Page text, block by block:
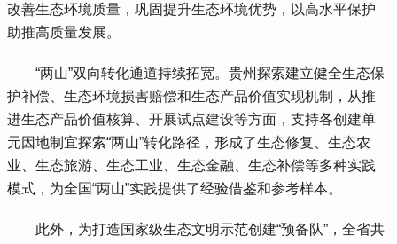
改善生态环境质量，巩固提升生态环境优势，以高水平保护
助推高质量发展。
“两山”双向转化通道持续拓宽。贵州探索建立健全生态保
护补偿、生态环境损害赔偿和生态产品价值实现机制，从推
进生态产品价值核算、开展试点建设等方面，支持各创建单
元因地制宜探索“两山”转化路径，形成了生态修复、生态农
业、生态旅游、生态工业、生态金融、生态补偿等多种实践
模式，为全国“两山”实践提供了经验借鉴和参考样本。
此外，为打造国家级生态文明示范创建“预备队”，全省共